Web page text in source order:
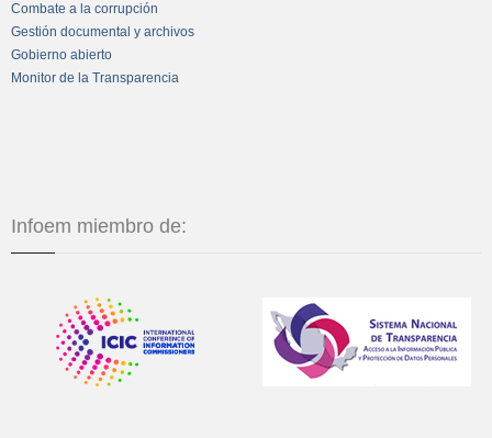
Combate a la corrupción
Gestión documental y archivos
Gobierno abierto
Monitor de la Transparencia
Infoem miembro de: